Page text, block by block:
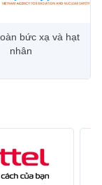
bức xạ và hạt
nhân